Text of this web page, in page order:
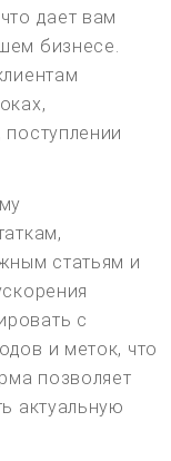
дает вам
бизнесе.
статьям и
с
и меток, что
позволяет
актуальную